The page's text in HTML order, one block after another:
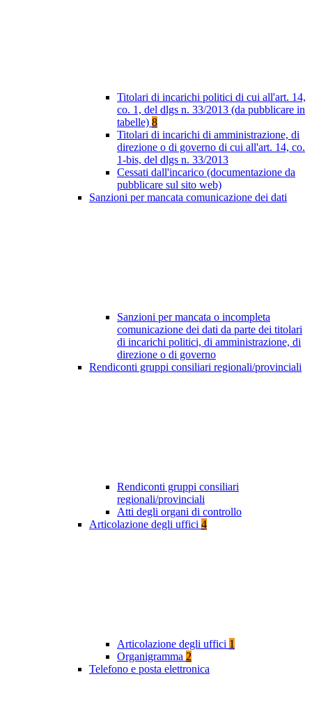
Titolari di incarichi politici di cui all'art. 14,
co. 1, del dlgs n. 33/2013 (da pubblicare in
tabelle) 8
Titolari di incarichi di amministrazione, di
direzione o di governo di cui all'art. 14, co.
1-bis, del dlgs n. 33/2013
Cessati dall'incarico (documentazione da
pubblicare sul sito web)
Sanzioni per mancata comunicazione dei dati
Sanzioni per mancata o incompleta
comunicazione dei dati da parte dei titolari
di incarichi politici, di amministrazione, di
direzione o di governo
Rendiconti gruppi consiliari regionali/provinciali
Rendiconti gruppi consiliari
regionali/provinciali
Atti degli organi di controllo
Articolazione degli uffici 4
Articolazione degli uffici 1
Organigramma 2
Telefono e posta elettronica